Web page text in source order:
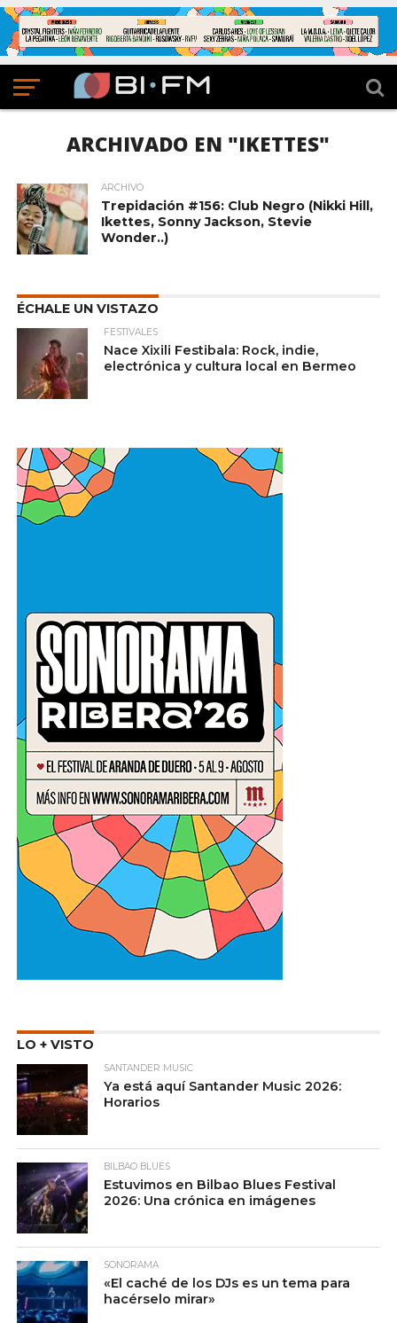
ARCHIVADO EN "IKETTES"
ARCHIVO
Trepidación #156: Club Negro (Nikki Hill,
Ikettes, Sonny Jackson, Stevie
Wonder..)
ÉCHALE UN VISTAZO
FESTIVALES
Nace Xixili Festibala: Rock, indie,
electrónica y cultura local en Bermeo
LO + VISTO
SANTANDER MUSIC
Ya está aquí Santander Music 2026:
Horarios
BILBAO BLUES
Estuvimos en Bilbao Blues Festival
2026: Una crónica en imágenes
SONORAMA
«El caché de los DJs es un tema para
hacérselo mirar»